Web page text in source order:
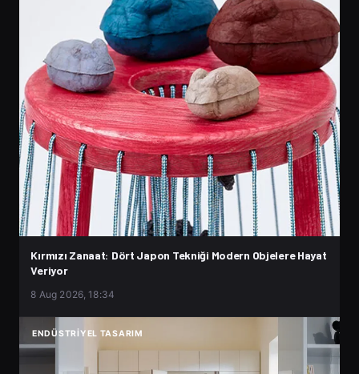
Kırmızı Zanaat: Dört Japon Tekniği Modern Objelere Hayat
Veriyor
8 Aug 2026, 18:34
ENDÜSTRIYEL TASARIM